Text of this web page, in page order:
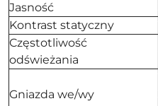
Jasność
Kontrast statyczny
Częstotliwość
odświeżania
Gniazda we/wy